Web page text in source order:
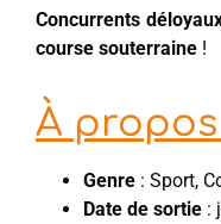
Concurrents
course souterraine !
À
Genre : Sport,
Date de sortie :